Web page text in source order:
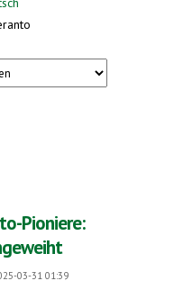
Pioniere:
03-31 01:39